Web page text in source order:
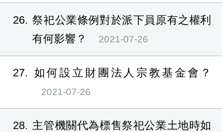
26 祭祀公業條例對於派下員原有之權利
有何影響？
2021-07-26
27 如何設立財團法人宗教基金會？
2021-07-26
28
主管機關代為標售祭祀公業土地時如